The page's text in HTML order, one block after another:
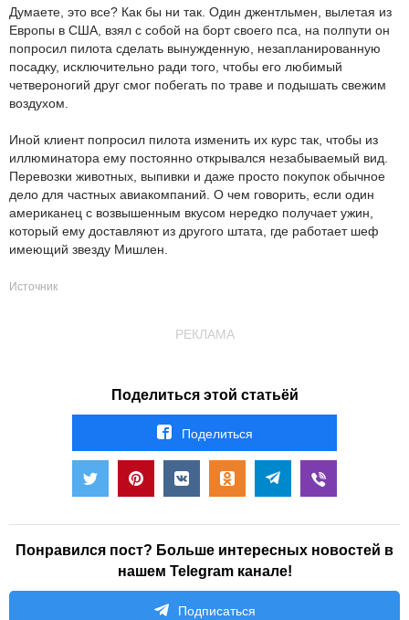
Думаете, это все? Как бы ни так. Один джентльмен, вылетая из
Европы в США, взял с собой на борт своего пса, на полпути он
попросил пилота сделать вынужденную, незапланированную
посадку, исключительно ради того, чтобы его любимый
четвероногий друг смог побегать по траве и подышать свежим
воздухом.
Иной клиент попросил пилота изменить их курс так, чтобы из
иллюминатора ему постоянно открывался незабываемый вид.
Перевозки животных, выпивки и даже просто покупок обычное
дело для частных авиакомпаний. О чем говорить, если один
американец с возвышенным вкусом нередко получает ужин,
который ему доставляют из другого штата, где работает шеф
имеющий звезду Мишлен.
Источник
РЕКЛАМА
Поделиться этой статьёй
Поделиться
Понравился пост? Больше интересных новостей в
нашем Telegram канале!
Подписаться